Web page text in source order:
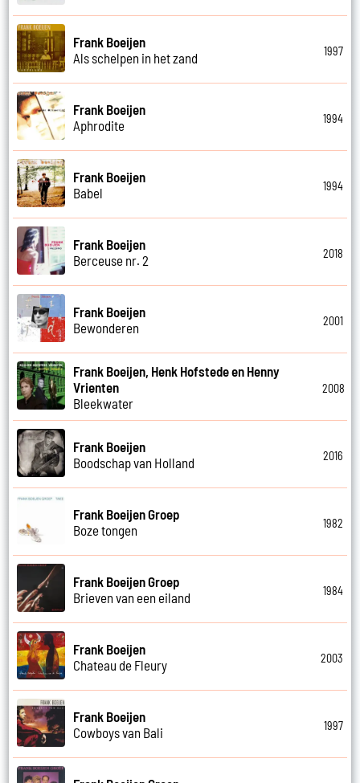
Frank Boeijen
Als schelpen in het zand
1997
Frank Boeijen
Aphrodite
1994
Frank Boeijen
Babel
1994
Frank Boeijen
Berceuse nr. 2
2018
Frank Boeijen
Bewonderen
2001
Frank Boeijen, Henk Hofstede en Henny
Vrienten
Bleekwater
2008
Frank Boeijen
Boodschap van Holland
2016
Frank Boeijen Groep
Boze tongen
1982
Frank Boeijen Groep
Brieven van een eiland
1984
Frank Boeijen
Chateau de Fleury
2003
Frank Boeijen
Cowboys van Bali
1997